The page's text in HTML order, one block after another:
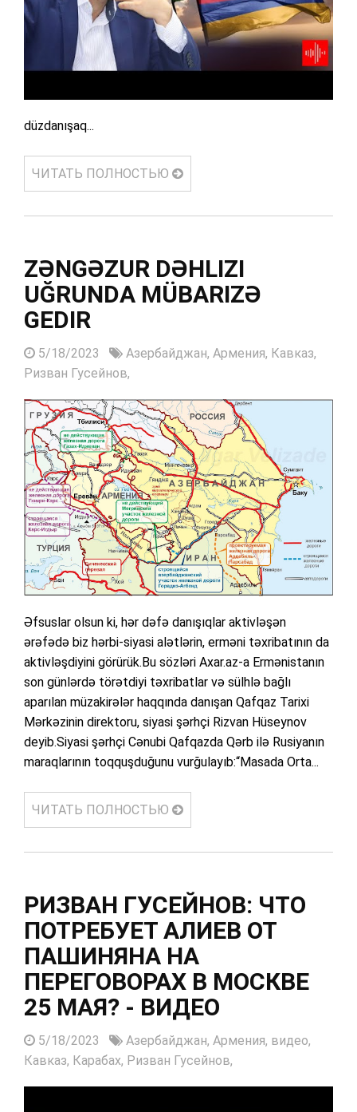
düzdanışaq...
ЧИТАТЬ ПОЛНОСТЬЮ
ZƏNGƏZUR DƏHLIZI
UĞRUNDA MÜBARIZƏ
GEDIR
5/18/2023 Азербайджан, Армения, Кавказ,
Ризван Гусейнов,
Əfsuslar olsun ki, hər dəfə danışıqlar aktivləşən
ərəfədə biz hərbi-siyasi alətlərin, erməni təxribatının da
aktivləşdiyini görürük.Bu sözləri Axar.az-a Ermənistanın
son günlərdə törətdiyi təxribatlar və sülhlə bağlı
aparılan müzakirələr haqqında danışan Qafqaz Tarixi
Mərkəzinin direktoru, siyasi şərhçi Rizvan Hüseynov
deyib.Siyasi şərhçi Cənubi Qafqazda Qərb ilə Rusiyanın
maraqlarının toqquşduğunu vurğulayıb:“Masada Orta...
ЧИТАТЬ ПОЛНОСТЬЮ
РИЗВАН ГУСЕЙНОВ: ЧТО
ПОТРЕБУЕТ АЛИЕВ ОТ
ПАШИНЯНА НА
ПЕРЕГОВОРАХ В МОСКВЕ
25 МАЯ? - ВИДЕО
5/18/2023 Азербайджан, Армения, видео,
Кавказ, Карабах, Ризван Гусейнов,